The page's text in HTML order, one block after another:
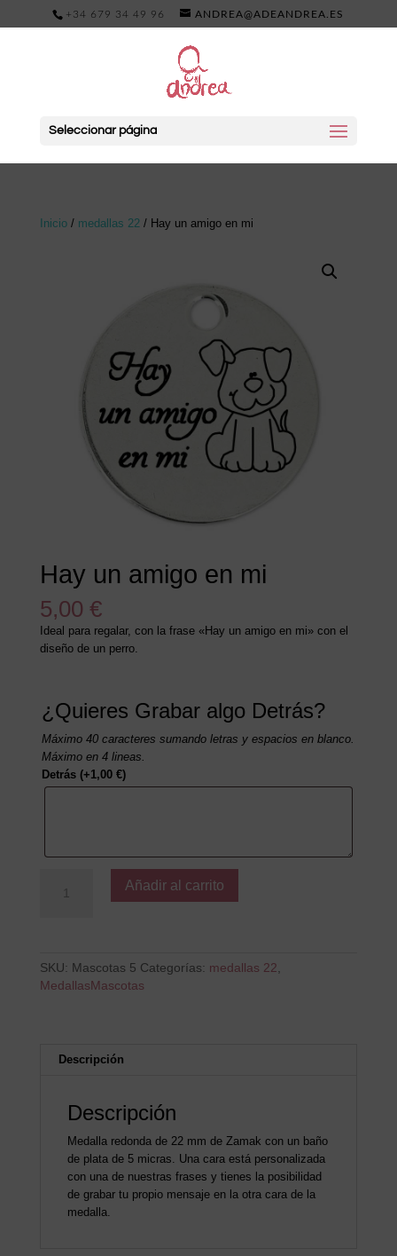
+34 679 34 49 96 ANDREA@ADEANDREA.ES
Seleccionar página
Inicio/ medallas 22/ Hay un amigo en mi
Hay un amigo en mi
5,00 €
Ideal para regalar, con la frase «Hay un amigo en mi» con el
diseño de un perro.
¿Quieres Grabar algo Detrás?
Máximo 40 caracteres sumando letras y espacios en blanco.
Máximo en 4 lineas.
Detrás (+1,00 €)
cantidad
Añadir al carrito
SKU: Mascotas 5 Categorías: medallas 22,
MedallasMascotas
Descripción
Descripción
Medalla redonda de 22 mm de Zamak con un baño
de plata de 5 micras. Una cara está personalizada
con una de nuestras frases y tienes la posibilidad
de grabar tu propio mensaje en la otra cara de la
medalla.